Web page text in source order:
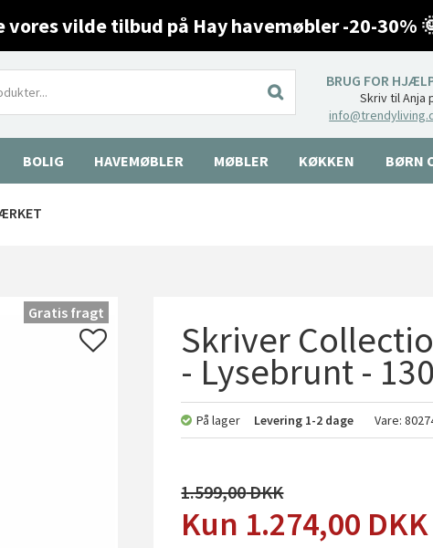
vores vilde tilbud på Hay havemøbler -20-30%
BRUG FOR
Skriv til Anja
BOLIG HAVEMØBLER MØBLER KØKKEN BØRN
Gratis fragt
Skriver
- Lysebrunt -
På lager Levering 1-2 dage Vare:
1.599,00
1.274,00 DKK